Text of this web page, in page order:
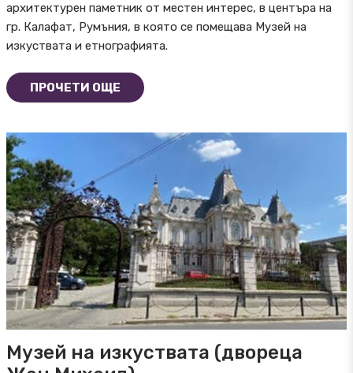
архитектурен паметник от местен интерес, в центъра на
гр. Калафат, Румъния, в която се помещава Музей на
изкуствата и етнографията.
ПРОЧЕТИ ОЩЕ
Музей на изкуствата (двореца